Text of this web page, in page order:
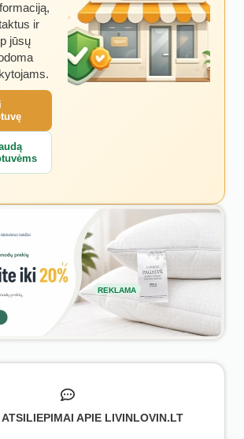
ir
jūsų
REKLAMA
APIE LIVINLOVIN.LT